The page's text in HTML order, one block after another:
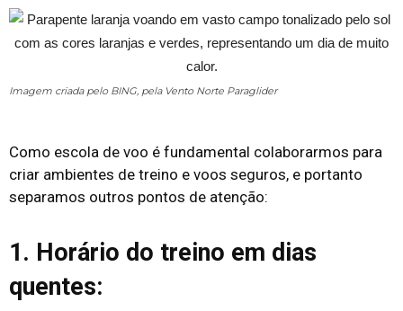
Imagem criada pelo BING, pela Vento Norte Paraglider
Como escola de voo é fundamental colaborarmos para
criar ambientes de treino e voos seguros, e portanto
separamos outros pontos de atenção:
1. Horário do treino em dias
quentes: